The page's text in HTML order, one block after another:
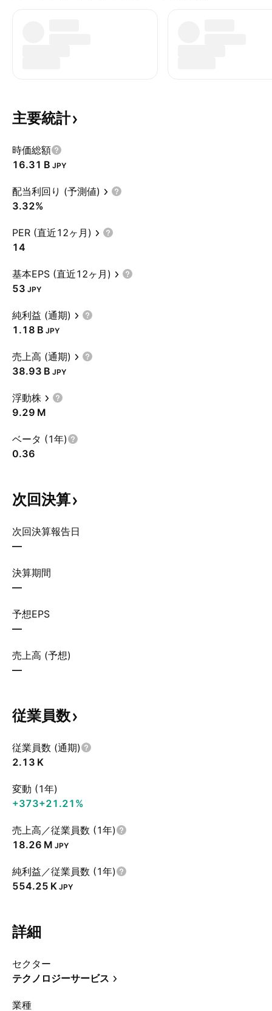
主要統計
時価総額
‪16.31 B‬ JPY
配当利回り (予測値)
3.32%
PER (直近12ヶ月)
14
基本EPS (直近12ヶ月)
53 JPY
純利益 (通期)
‪1.18 B‬ JPY
売上高 (通期)
‪38.93 B‬ JPY
浮動株
‪9.29 M‬
ベータ (1年)
0.36
次回決算
次回決算報告日
—
決算期間
—
予想EPS
—
売上高 (予想)
—
従業員数
従業員数 (通期)
‪2.13 K‬
変動 (1年)
+373+21.21%
売上高／従業員数 (1年)
‪18.26 M‬ JPY
純利益／従業員数 (1年)
‪554.25 K‬ JPY
詳細
セクター
テクノロジーサービス
業種